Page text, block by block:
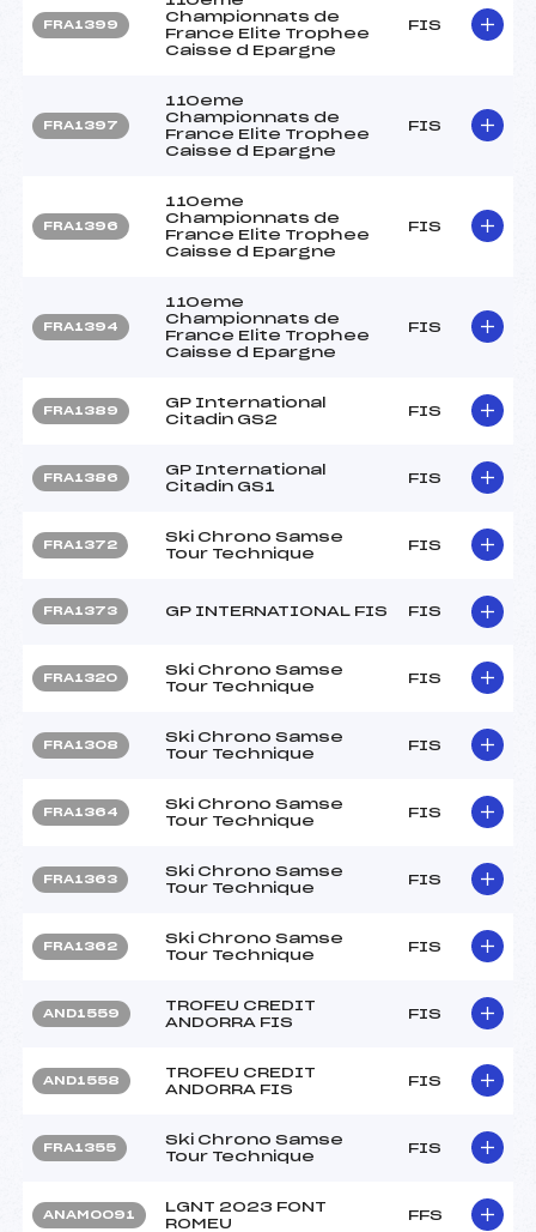
FRA1399
Championnats de
France Elite Trophee
Caisse d Epargne
FIS
FRA1397
110eme
Championnats de
France Elite Trophee
Caisse d Epargne
FIS
FRA1396
110eme
Championnats de
France Elite Trophee
Caisse d Epargne
FIS
FRA1394
110eme
Championnats de
France Elite Trophee
Caisse d Epargne
FIS
FRA1389
GP International
Citadin GS2
FIS
FRA1386
GP International
Citadin GS1
FIS
FRA1372
Ski Chrono Samse
Tour Technique
FIS
FRA1373 GP INTERNATIONAL FIS FIS
FRA1320
Ski Chrono Samse
Tour Technique
FIS
FRA1308
Ski Chrono Samse
Tour Technique
FIS
FRA1364
Ski Chrono Samse
Tour Technique
FIS
FRA1363
Ski Chrono Samse
Tour Technique
FIS
FRA1362
Ski Chrono Samse
Tour Technique
FIS
AND1559
TROFEU CREDIT
ANDORRA FIS
FIS
AND1558
TROFEU CREDIT
ANDORRA FIS
FIS
FRA1355
Ski Chrono Samse
Tour Technique
FIS
ANAM0091
LGNT 2023 FONT
ROMEU
FFS